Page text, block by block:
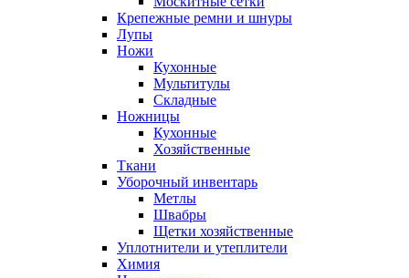
Крепежные ремни и шнуры
Лупы
Ножи
Кухонные
Мультитулы
Складные
Ножницы
Кухонные
Хозяйственные
Ткани
Уборочный инвентарь
Метлы
Швабры
Щетки хозяйственные
Уплотнители и утеплители
Химия